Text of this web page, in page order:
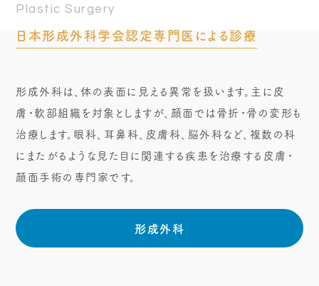
Plastic Surgery
日本形成外科学会認定専門医による診療
形成外科は、体の表面に見える異常を扱います。主に皮
膚・軟部組織を対象としますが、顔面では骨折・骨の変形も
治療します。眼科、耳鼻科、皮膚科、脳外科など、複数の科
にまたがるような見た目に関連する疾患を治療する皮膚・
顔面手術の専門家です。
形成外科